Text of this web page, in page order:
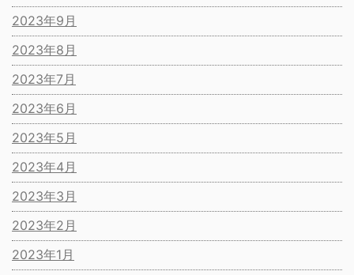
2023年9月
2023年8月
2023年7月
2023年6月
2023年5月
2023年4月
2023年3月
2023年2月
2023年1月